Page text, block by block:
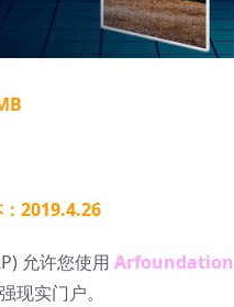
2019.4.26
允许您使用 Arfoundation
现实门户。